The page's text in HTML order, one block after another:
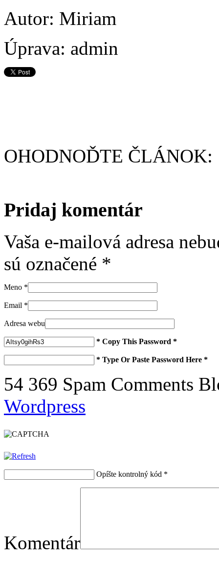
Autor: Miriam
Úprava: admin
OHODNOĎTE ČLÁNOK:
Pridaj komentár
Vaša e-mailová adresa
sú označené *
Meno *
Email *
Adresa webu
* Copy This Password *
* Type Or Paste Password Here *
54 369 Spam Comments
Wordpress
Opíšte kontrolný kód *
Komentár